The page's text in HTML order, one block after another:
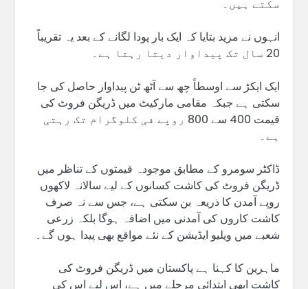
سکتے ہیں۔
انہوں نے مزید بتایا کہ ایک بار پودا لگانے کے بعد یہ تقریباً
20 سال تک پیداوار دیتا رہتا ہے۔
ایک ایکڑ سے اوسطاً چھ سے آٹھ ٹن پیداوار حاصل کی جا
سکتی ہے جبکہ مقامی مارکیٹ میں ڈریگن فروٹ کی
قیمت 400 سے 800 روپے فی کلوگرام تک رہتی
ہے۔
ڈاکٹر سومرو کے مطابق موجودہ قیمتوں کے تناظر میں
ڈریگن فروٹ کی کاشت کسانوں کے لیے سالانہ لاکھوں
روپے آمدن کا ذریعہ بن سکتی ہے، جس سے نہ صرف
کاشت کاروں کی آمدنی میں اضافہ ہوگا بلکہ زرعی
شعبے میں ویلیو ایڈیشن کے نئے مواقع بھی پیدا ہوں گے۔
ماہرین کا کہنا ہے پاکستان میں ڈریگن فروٹ کی
کاشت ابھی ابتدائی مرحلے میں ہے، اس لیے اس کی